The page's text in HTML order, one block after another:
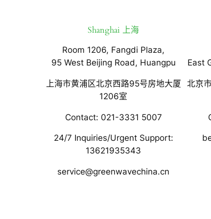
Shanghai 上海
Room 1206, Fangdi Plaza,
95 West Beijing Road, Huangpu
上海市黄浦区北京西路95号房地大厦
1206室
Contact: 021-3331 5007
24/7 Inquiries/Urgent Support:
13621935343
service@greenwavechina.cn
East
北京